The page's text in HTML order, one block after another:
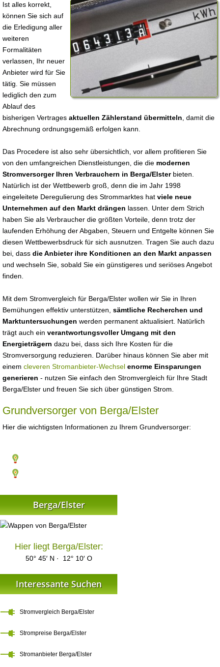
Ist alles korrekt,
können Sie sich auf
die Erledigung aller
weiteren
Formalitäten
verlassen, Ihr neuer
Anbieter wird für Sie
tätig. Sie müssen
lediglich den zum
Ablauf des
bisherigen Vertrages aktuellen Zählerstand übermitteln , damit die
Abrechnung ordnungsgemäß erfolgen kann.
Das Procedere ist also sehr übersichtlich, vor allem profitieren Sie
von den umfangreichen Dienstleistungen, die die modernen
Stromversorger Ihren Verbrauchern in Berga/Elsterbieten.
Natürlich ist der Wettbewerb groß, denn die im Jahr 1998
eingeleitete Deregulierung des Strommarktes hat viele neue
Unternehmen auf den Markt drängen lassen. Unter dem Strich
haben Sie als Verbraucher die größten Vorteile, denn trotz der
laufenden Erhöhung der Abgaben, Steuern und Entgelte können Sie
diesen Wettbewerbsdruck für sich ausnutzen. Tragen Sie auch dazu
bei, dass die Anbieter ihre Konditionen an den Markt anpassen
und wechseln Sie, sobald Sie ein günstigeres und seriöses Angebot
finden.
Mit dem Stromvergleich für Berga/Elster wollen wir Sie in Ihren
Bemühungen effektiv unterstützen, sämtliche Recherchen und
Marktuntersuchungen werden permanent aktualisiert. Natürlich
trägt auch ein verantwortungsvoller Umgang mit den
Energieträgern dazu bei, dass sich Ihre Kosten für die
Stromversorgung reduzieren. Darüber hinaus können Sie aber mit
einem cleveren Stromanbieter-Wechsel enorme Einsparungen
generieren - nutzen Sie einfach den Stromvergleich für Ihre Stadt
Berga/Elster und freuen Sie sich über günstigen Strom.
Grundversorger von Berga/Elster
Hier die wichtigsten Informationen zu Ihrem Grundversorger:
Berga/Elster
Hier liegt Berga/Elster:
50° 45′ N · 12° 10′ O
Interessante Suchen
Stromvergleich Berga/Elster
Strompreise Berga/Elster
Stromanbieter Berga/Elster